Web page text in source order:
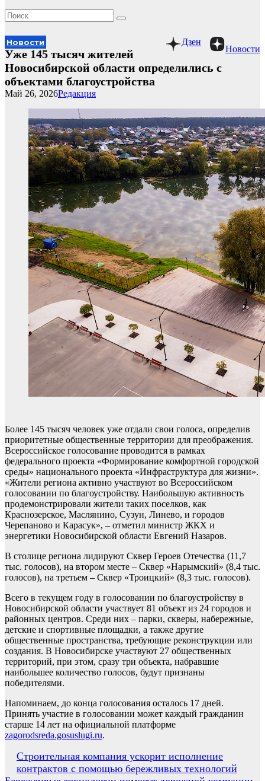
Новости
Дзен
Новости
Уже 145 тысяч жителей
Новосибирской области определились с
объектами благоустройства
Редакция
Май 26, 2026
Более 145 тысяч человек уже отдали свои голоса, определив
приоритетные общественные территории для преображения.
Всероссийское голосование проводится в рамках
федерального проекта «Формирование комфортной городской
среды» национального проекта «Инфраструктура для жизни».
«Жители региона активно участвуют во Всероссийском
голосовании по благоустройству. Наибольшую активность
продемонстрировали жители таких поселков, как
Краснозерское, Маслянино, Сузун, Линево, и городов
Черепаново и Карасук», – отметил министр ЖКХ и
энергетики Новосибирской области Евгений Назаров.
В столице региона лидируют Сквер Героев Отечества (11,7
тыс. голосов), на втором месте – Сквер «Нарымский» (8,4 тыс.
голосов), на третьем – Сквер «Троицкий» (8,3 тыс. голосов).
Всего в текущем году в голосовании по благоустройству в
Новосибирской области участвует 81 объект из 24 городов и
районных центров. Среди них – парки, скверы, набережные,
детские и спортивные площадки, а также другие
общественные пространства, требующие реконструкции или
создания. В Новосибирске участвуют 27 общественных
территорий, при этом, сразу три объекта, набравшие
наибольшее количество голосов, будут признаны
победителями.
Напоминаем, до конца голосования осталось 17 дней.
Принять участие в голосовании может каждый гражданин
старше 14 лет на официальной платформе
zagorodsreda.gosuslugi.ru.
Навигация
по
Строительная компания ускорит исполнение
контрактов с помощью бережливых технологий